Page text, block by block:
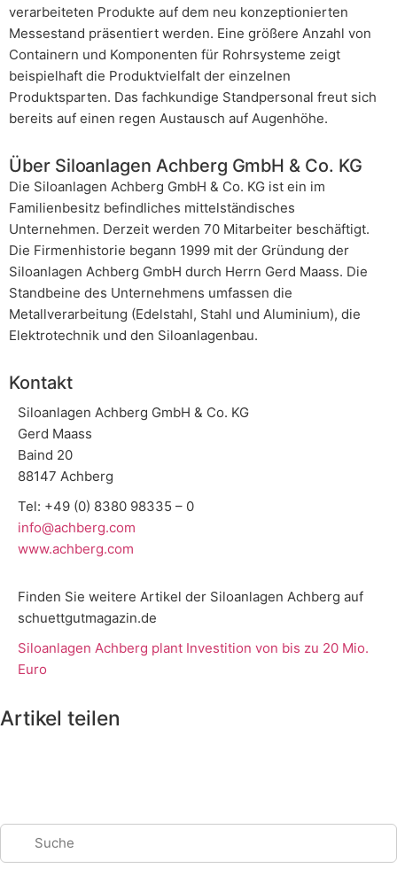
verarbeiteten Produkte auf dem neu konzeptionierten
Messestand präsentiert werden. Eine größere Anzahl von
Containern und Komponenten für Rohrsysteme zeigt
beispielhaft die Produktvielfalt der einzelnen
Produktsparten. Das fachkundige Standpersonal freut sich
bereits auf einen regen Austausch auf Augenhöhe.
Über Siloanlagen Achberg GmbH & Co. KG
Die Siloanlagen Achberg GmbH & Co. KG ist ein im
Familienbesitz befindliches mittelständisches
Unternehmen. Derzeit werden 70 Mitarbeiter beschäftigt.
Die Firmenhistorie begann 1999 mit der Gründung der
Siloanlagen Achberg GmbH durch Herrn Gerd Maass. Die
Standbeine des Unternehmens umfassen die
Metallverarbeitung (Edelstahl, Stahl und Aluminium), die
Elektrotechnik und den Siloanlagenbau.
Kontakt
Siloanlagen Achberg GmbH & Co. KG
Gerd Maass
Baind 20
88147 Achberg
Tel: +49 (0) 8380 98335 – 0
info@achberg.com
www.achberg.com
Finden Sie weitere Artikel der Siloanlagen Achberg auf
schuettgutmagazin.de
Siloanlagen Achberg plant Investition von bis zu 20 Mio.
Euro
Artikel teilen